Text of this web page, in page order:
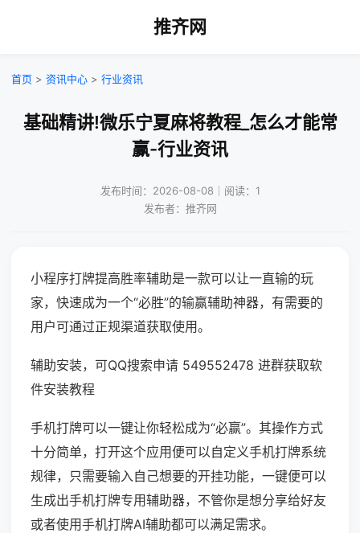
推齐网
首页 > 资讯中心 > 行业资讯
基础精讲!微乐宁夏麻将教程_怎么才能常
赢-行业资讯
发布时间：2026-08-08｜阅读：1
发布者：推齐网
小程序打牌提高胜率辅助是一款可以让一直输的玩
家，快速成为一个“必胜”的输赢辅助神器，有需要的
用户可通过正规渠道获取使用。
辅助安装，可QQ搜索申请 549552478 进群获取软
件安装教程
手机打牌可以一键让你轻松成为“必赢”。其操作方式
十分简单，打开这个应用便可以自定义手机打牌系统
规律，只需要输入自己想要的开挂功能，一键便可以
生成出手机打牌专用辅助器，不管你是想分享给好友
或者使用手机打牌AI辅助都可以满足需求。